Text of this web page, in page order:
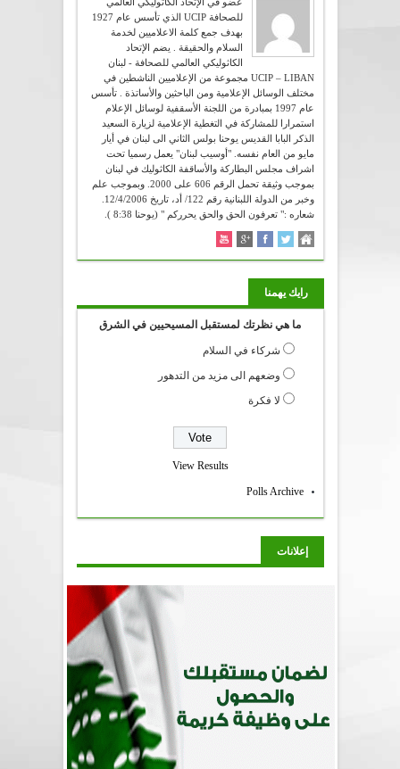
للصحافة UCIP الذي تأسس عام 1927
بهدف جمع كلمة الاعلاميين لخدمة
السلام والحقيقة . يضم الإتحاد
الكاثوليكي العالمي للصحافة - لبنان
UCIP – LIBAN مجموعة من الإعلاميين الناشطين في
مختلف الوسائل الإعلامية ومن الباحثين والأساتذة . تأسس
عام 1997 بمبادرة من اللجنة الأسقفية لوسائل الإعلام
استمرارا للمشاركة في التغطية الإعلامية لزيارة السعيد
الذكر البابا القديس يوحنا بولس الثاني الى لبنان في أيار
مايو من العام نفسه. "أوسيب لبنان" يعمل رسميا تحت
اشراف مجلس البطاركة والأساقفة الكاثوليك في لبنان
بموجب وثيقة تحمل الرقم 606 على 2000. وبموجب علم
شعاره :" تعرفون الحق والحق يحرركم " (يوحنا 8:38 ).
رايك يهمنا
ما هي نظرتك لمستقبل المسيحيين في الشرق
شركاء في السلام
وضعهم الى مزيد من التدهور
لا فكرة
View Results
Polls Archive
إعلانات